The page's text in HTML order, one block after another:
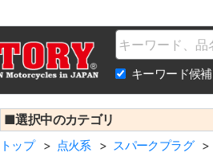
Name
キーワード候
■選択中のカテゴリ
トップ 点火系 スパークプラグ